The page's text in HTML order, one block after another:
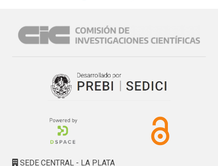
(MILP) donde las decisiones discretas se emplean para
determinar la instalación y uso de los CAT y OPR a lo largo
completo de gestión, teniendo en cuenta diferentes costos
e ingresos por la venta del producto de las OPR. Los 4
escenarios estudiados arrojan resultados prometedores
largo de un periodo de 15 años.
SEDE CENTRAL - LA PLATA